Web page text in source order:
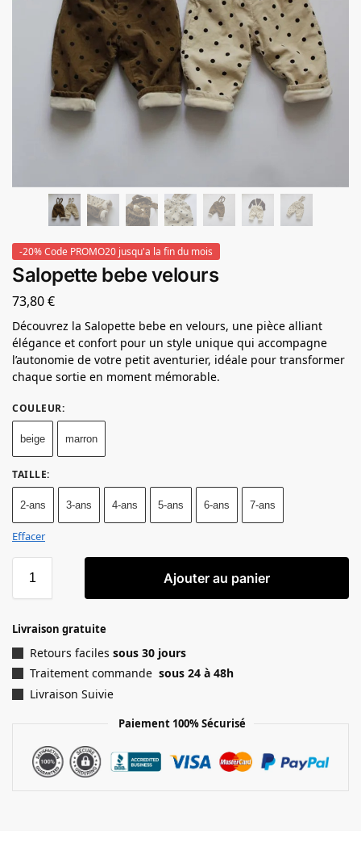
-20% Code PROMO20 jusqu'a la fin du mois
Salopette bebe velours
73,80€
Découvrez la Salopette bebe en velours, une pièce alliant
élégance et confort pour un style unique qui accompagne
l’autonomie de votre petit aventurier, idéale pour transformer
chaque sortie en moment mémorable.
COULEUR:
beige marron
TAILLE:
2-ans 3-ans 4-ans 5-ans 6-ans 7-ans
Effacer
Ajouter au panier
Livraison gratuite
Retours faciles sous 30 jours
Traitement commande sous 24 à 48h
Livraison Suivie
Paiement 100% Sécurisé